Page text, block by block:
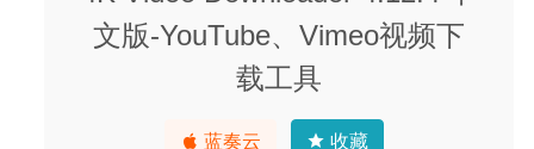
文版-YouTube、Vimeo视频下
载工具
蓝奏云 收藏
A Better Finder Rename 11.17 – 功能强大的批量文件重命
2020-05-19
Cascadea 1.5.2 – 修改任意网站的外观样式
2020-03-16